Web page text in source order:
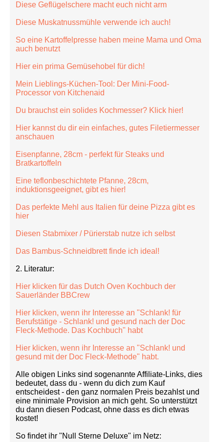
Diese Geflügelschere macht euch nicht arm
Diese Muskatnussmühle verwende ich auch!
So eine Kartoffelpresse haben meine Mama und Oma
auch benutzt
Hier ein prima Gemüsehobel für dich!
Mein Lieblings-Küchen-Tool: Der Mini-Food-
Processor von Kitchenaid
Du brauchst ein solides Kochmesser? Klick hier!
Hier kannst du dir ein einfaches, gutes Filetiermesser
anschauen
Eisenpfanne, 28cm - perfekt für Steaks und
Bratkartoffeln
Eine teflonbeschichtete Pfanne, 28cm,
induktionsgeeignet, gibt es hier!
Das perfekte Mehl aus Italien für deine Pizza gibt es
hier
Diesen Stabmixer / Pürierstab nutze ich selbst
Das Bambus-Schneidbrett finde ich ideal!
2. Literatur:
Hier klicken für das Dutch Oven Kochbuch der
Sauerländer BBCrew
Hier klicken, wenn ihr Interesse an "Schlank! für
Berufstätige - Schlank! und gesund nach der Doc
Fleck-Methode. Das Kochbuch" habt
Hier klicken, wenn ihr Interesse an "Schlank! und
gesund mit der Doc Fleck-Methode" habt.
Alle obigen Links sind sogenannte Affiliate-Links, dies
bedeutet, dass du - wenn du dich zum Kauf
entscheidest - den ganz normalen Preis bezahlst und
eine minimale Provision an mich geht. So unterstützt
du dann diesen Podcast, ohne dass es dich etwas
kostet!
So findet ihr "Null Sterne Deluxe" im Netz: